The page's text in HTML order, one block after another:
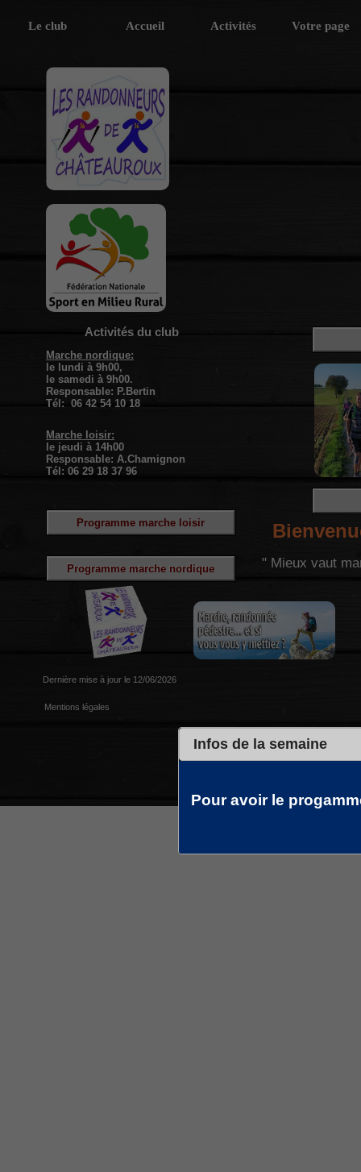
Mentions légales
Programme marche loisir
Programme marche nordique
Programme marche nordique
Activités du club
Marche nordique:
le lundi à 9h00,
le samedi à 9h00.
Responsable: P.Bertin
Tél: 06 42 54 10 18
Marche loisir:
le jeudi à 14h00
Responsable: A.Chamignon
Tél: 06 29 18 37 96
Dernière mise à jour le 12/06/2026
" Mieux vaut
Le club Accueil Activités Votre page
Infos de la semaine
Pour avoir le